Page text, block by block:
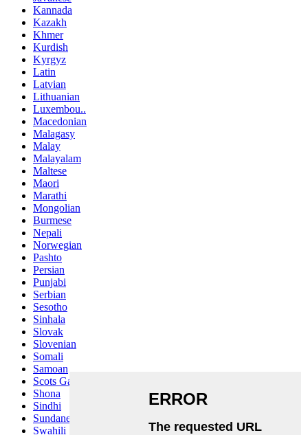
Kannada
Kazakh
Khmer
Kurdish
Kyrgyz
Latin
Latvian
Lithuanian
Luxembou..
Macedonian
Malagasy
Malay
Malayalam
Maltese
Maori
Marathi
Mongolian
Burmese
Nepali
Norwegian
Pashto
Persian
Punjabi
Serbian
Sesotho
Sinhala
Slovak
Slovenian
Somali
Samoan
Scots Gaelic
Shona
Sindhi
Sundanese
Swahili